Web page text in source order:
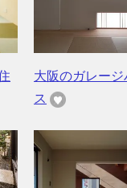
大阪のガレージ
ス